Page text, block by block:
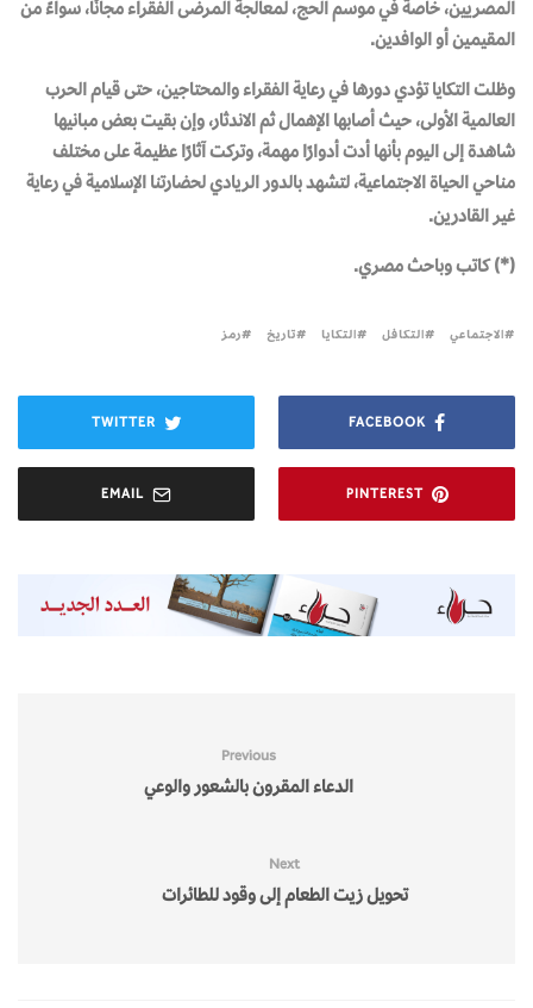
المصريين، خاصة في موسم الحج، لمعالجة المرضى الفقراء مجانًا، سواءً من
المقيمين أو الوافدين.
وظلت التكايا تؤدي دورها في رعاية الفقراء والمحتاجين، حتى قيام الحرب
العالمية الأولى، حيث أصابها الإهمال ثم الاندثار، وإن بقيت بعض مبانيها
شاهدة إلى اليوم بأنها أدت أدوارًا مهمة، وتركت آثارًا عظيمة على مختلف
مناحي الحياة الاجتماعية، لتشهد بالدور الريادي لحضارتنا الإسلامية في رعاية
غير القادرين.
(
*
) كاتب وباحث مصري.
الاجتماعي التكافل التكايا تاريخ رمز
FACEBOOK
TWITTER
PINTEREST
EMAIL
Previous
الدعاء المقرون بالشعور والوعي
Next
تحويل زيت الطعام إلى وقود للطائرات